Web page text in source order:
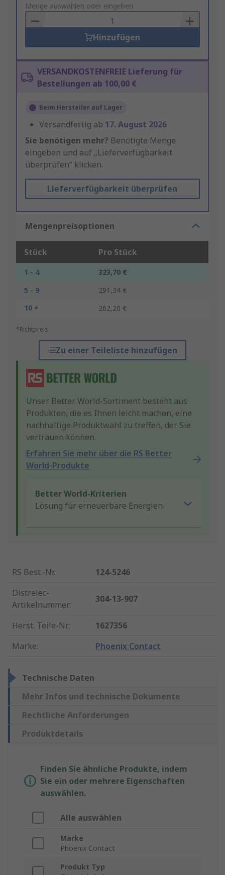
to
Basket
Menge auswählen oder eingeben
Hinzufügen
VERSANDKOSTENFREIE Lieferung für
Bestellungen ab 100,00 €
Beim Hersteller auf Lager
Versandfertig ab 17. August 2026
Sie benötigen mehr? Benötigte Menge
eingeben und auf „Lieferverfügbarkeit
überprüfen“ klicken.
Lieferverfügbarkeit überprüfen
Mengenpreisoptionen
Stück Pro Stück
1 - 4
323,70 €
5 - 9
291,34 €
10 +
262,20 €
*Richtpreis
Zu einer Teileliste hinzufügen
Unser Better World-Sortiment besteht aus
Produkten, die es Ihnen leicht machen, eine
nachhaltige Produktwahl zu treffen, der Sie
vertrauen können.
Erfahren Sie mehr über die RS Better
World-Produkte
Better World-Kriterien
Lösung für erneuerbare Energien
RS Best.-Nr.:
124-5246
Distrelec-
Artikelnummer:
304-13-907
Herst. Teile-Nr.:
1627356
Marke: Phoenix Contact
Technische Daten
Mehr Infos und technische Dokumente
Rechtliche Anforderungen
Produktdetails
Finden Sie ähnliche Produkte, indem
Sie ein oder mehrere Eigenschaften
auswählen.
Alle auswählen
Marke
Phoenix Contact
Produkt Typ